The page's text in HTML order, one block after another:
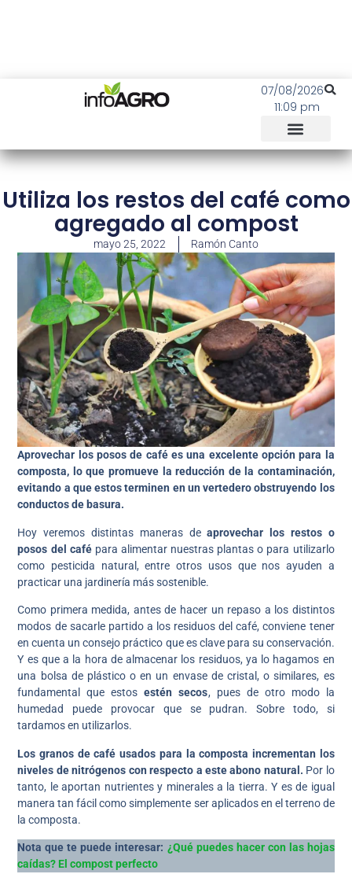
07/08/2026
11:09 pm
Utiliza los restos del café como
agregado al compost
mayo 25, 2022 Ramón Canto
Aprovechar los posos de café es una excelente opción para la
composta, lo que promueve la reducción de la contaminación,
evitando a que estos terminen en un vertedero obstruyendo los
conductos de basura.
Hoy veremos distintas maneras deaprovechar los restos o
posos del cafépara alimentar nuestras plantas o para utilizarlo
como pesticida natural, entre otros usos que nos ayuden a
practicar una jardinería más sostenible.
Como primera medida, antes de hacer un repaso a los distintos
modos de sacarle partido a los residuos del café, conviene tener
en cuenta un consejo práctico que es clave para su conservación.
Y es que a la hora de almacenar los residuos, ya lo hagamos en
una bolsa de plástico o en un envase de cristal, o similares, es
fundamental que estosestén secos, pues de otro modo la
humedad puede provocar que se pudran. Sobre todo, si
tardamos en utilizarlos.
Los granos de café usados para la composta incrementan los
niveles de nitrógenos con respecto a este abono natural. Por lo
tanto, le aportan nutrientes y minerales a la tierra. Y es de igual
manera tan fácil como simplemente ser aplicados en el terreno de
la composta.
Nota que te puede interesar: ¿Qué puedes hacer con las hojas
caídas? El compost perfecto